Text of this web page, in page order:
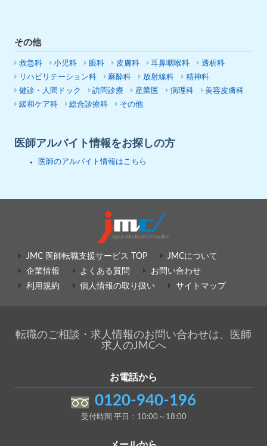
その他
救急科 小児科 眼科 皮膚科 耳鼻咽喉科
透析科
リハビリテーション科
麻酔科 放射線科
精神科
健診・人間ドック
訪問診療 産業医 病理科
美容皮膚科
緩和ケア科
総合診療科 その他
医師アルバイト情報をお探しの方
医師のアルバイト情報はこちら
JMC 医師転職支援サービス TOP
JMCについて
企業情報
よくある質問
お問い合わせ
利用規約
個人情報の取り扱い サイトマップ
転職のご相談・求人情報のお問い合わせは、医師
求人のJMCへ
お電話から
0120-940-196
受付時間 平日：10:00～18:00